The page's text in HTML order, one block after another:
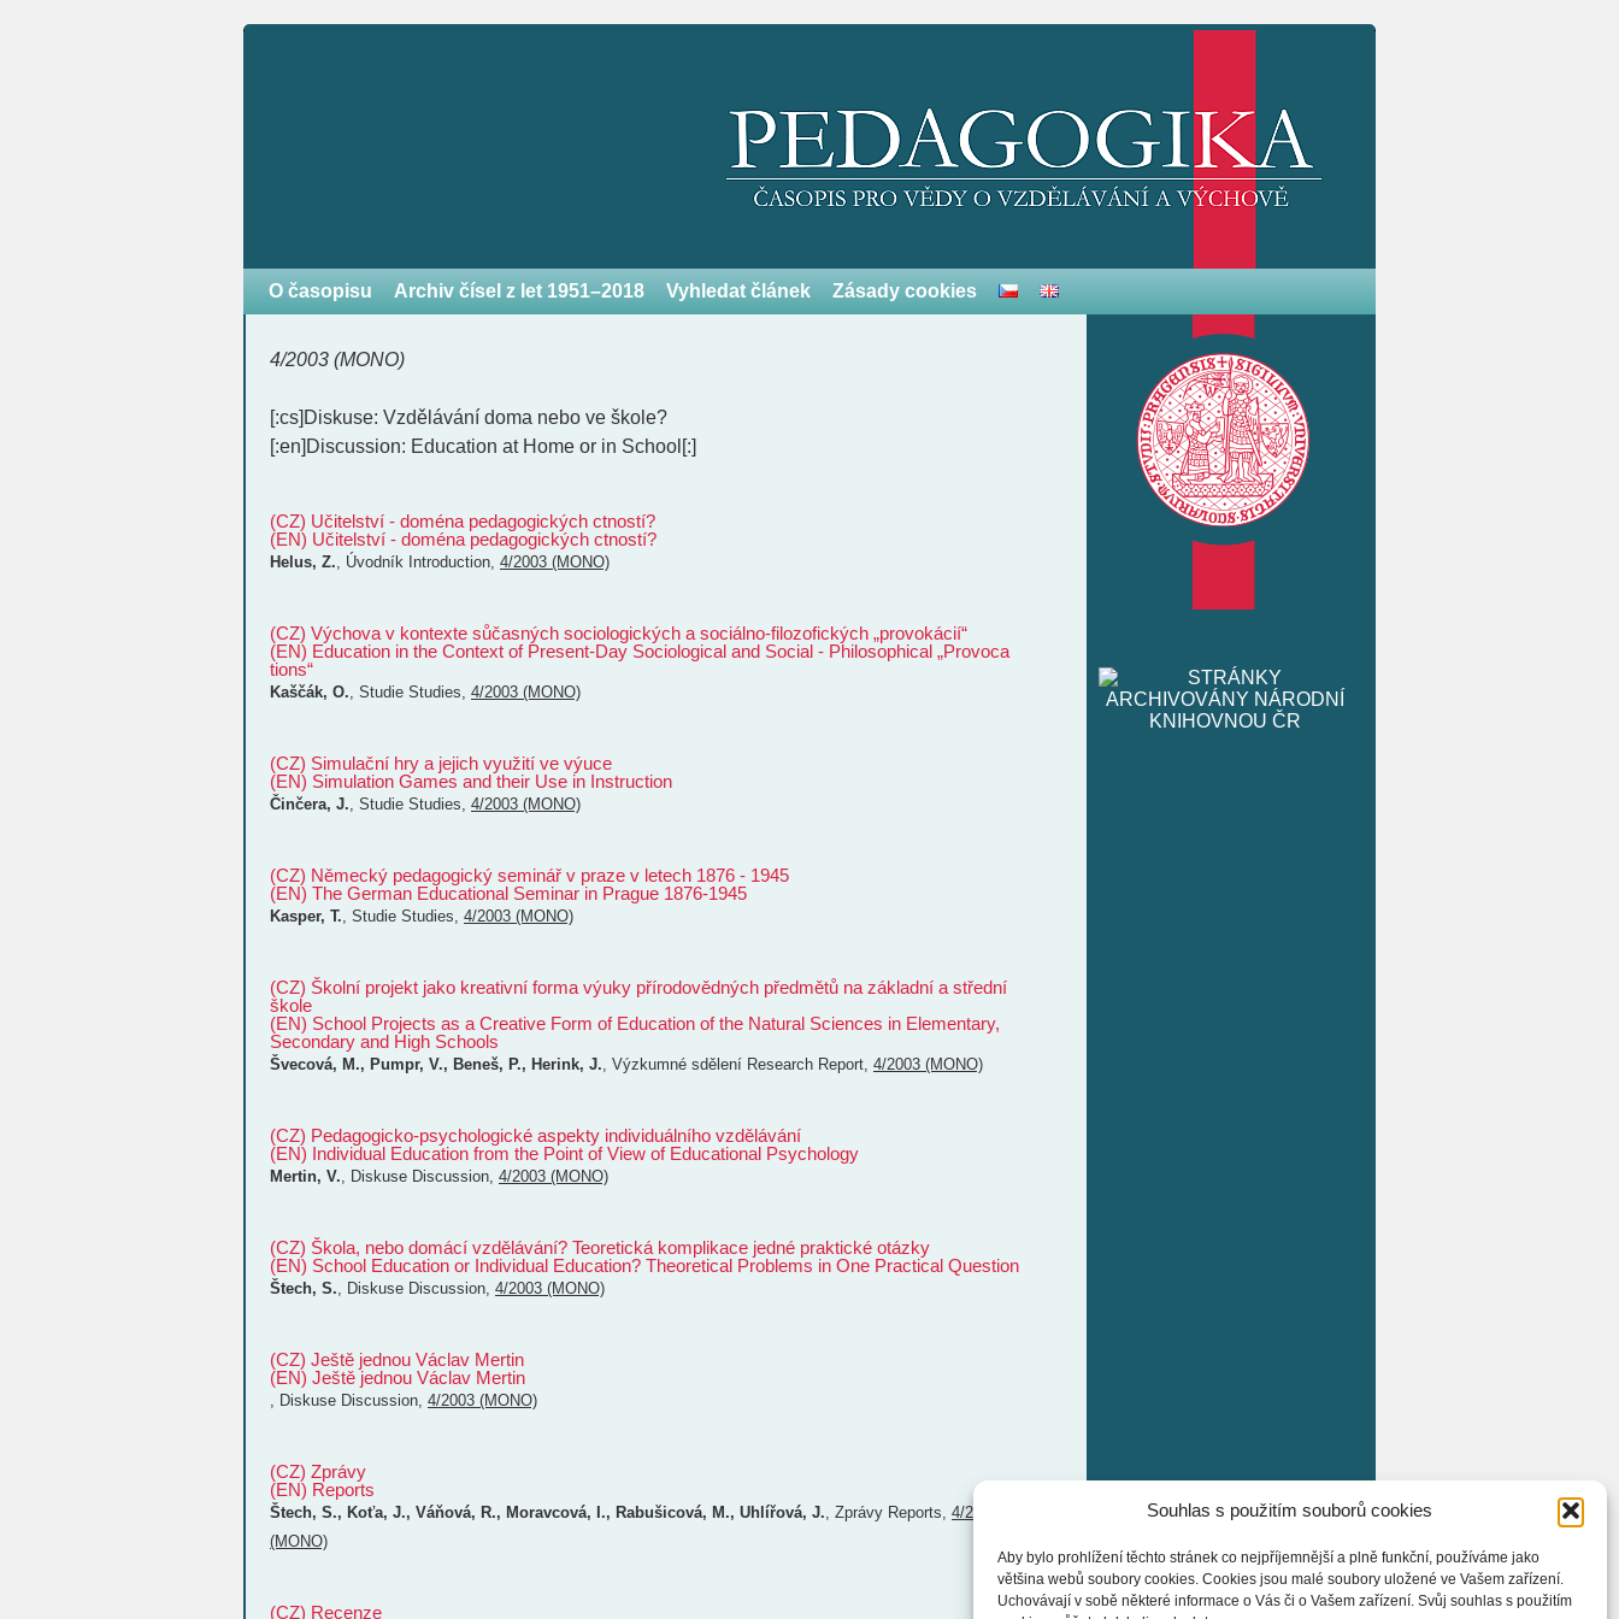
Souhlas s použitím souborů cookies
Aby bylo prohlížení těchto stránek co nejpříjemnější a plně funkční, používáme jako
většina webů soubory cookies. Cookies jsou malé soubory uložené ve Vašem zařízení.
Uchovávají v sobě některé informace o Vás či o Vašem zařízení. Svůj souhlas s použitím
O časopisu Archiv čísel z let 1951–2018 Vyhledat článek Zásady cookies
4/2003 (MONO)
[:cs]Diskuse: Vzdělávání doma nebo ve škole?
[:en]Discussion: Education at Home or in School[:]
(CZ) Učitelství - doména pedagogických ctností?
(EN) Učitelství - doména pedagogických ctností?
Helus, Z., Úvodník Introduction, 4/2003 (MONO)
(CZ) Výchova v kontexte sůčasných sociologických a sociálno-filozofických „provokácií“
(EN) Education in the Context of Present-Day Sociological and Social - Philosophical „Provoca
tions“
Kaščák, О., Studie Studies, 4/2003 (MONO)
(CZ) Simulační hry a jejich využití ve výuce
(EN) Simulation Games and their Use in Instruction
Činčera, J., Studie Studies, 4/2003 (MONO)
(CZ) Německý pedagogický seminář v praze v letech 1876 - 1945
(EN) The German Educational Seminar in Prague 1876-1945
Kasper, Т., Studie Studies, 4/2003 (MONO)
(CZ) Školní projekt jako kreativní forma výuky přírodovědných předmětů na základní a střední
škole
(EN) School Projects as a Creative Form of Education of the Natural Sciences in Elementary,
Secondary and High Schools
Švecová, M., Pumpr, V., Beneš, P., Herink, J., Výzkumné sdělení Research Report, 4/2003 (MONO)
(CZ) Pedagogicko-psychologické aspekty individuálního vzdělávání
(EN) Individual Education from the Point of View of Educational Psychology
Mertin, V., Diskuse Discussion, 4/2003 (MONO)
(CZ) Škola, nebo domácí vzdělávání? Teoretická komplikace jedné praktické otázky
(EN) School Education or Individual Education? Theoretical Problems in One Practical Question
Štech, S., Diskuse Discussion, 4/2003 (MONO)
(CZ) Ještě jednou Václav Mertin
(EN) Ještě jednou Václav Mertin
, Diskuse Discussion, 4/2003 (MONO)
(CZ) Zprávy
(EN) Reports
Štech, S., Koťa, J., Váňová, R., Moravcová, I., Rabušicová, M., Uhlířová, J., Zprávy Reports, 4/2003
(MONO)
(CZ) Recenze